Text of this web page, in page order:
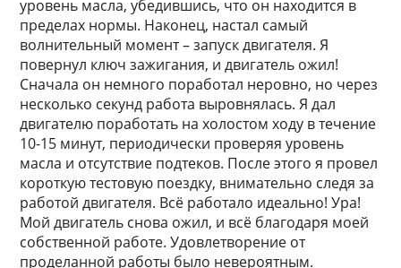
уровень масла, убедившись, что он находится в
пределах нормы. Наконец, настал самый
волнительный момент – запуск двигателя. Я
повернул ключ зажигания, и двигатель ожил!
Сначала он немного поработал неровно, но через
несколько секунд работа выровнялась. Я дал
двигателю поработать на холостом ходу в течение
10-15 минут, периодически проверяя уровень
масла и отсутствие подтеков. После этого я провел
короткую тестовую поездку, внимательно следя за
работой двигателя. Всё работало идеально! Ура!
Мой двигатель снова ожил, и всё благодаря моей
собственной работе. Удовлетворение от
проделанной работы было невероятным.